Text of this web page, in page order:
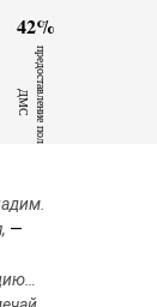
42%
п
р
е
д
о
с
т
а
в л
е
н
и
е
п
о
л
и
с
а
Д М
С
—